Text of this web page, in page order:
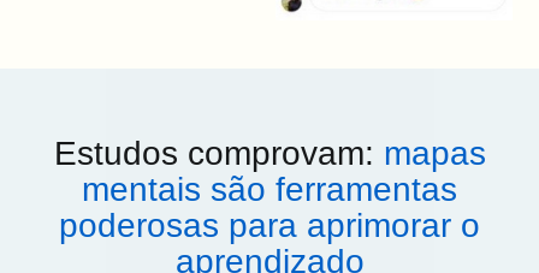
Estudos comprovam: mapas
mentais são ferramentas
poderosas para aprimorar o
aprendizado